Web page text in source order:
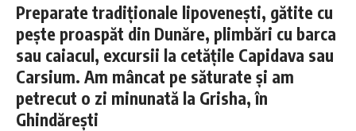
Preparate tradiționale lipovenești, gătite cu
pește proaspăt din Dunăre, plimbări cu barca
sau caiacul, excursii la cetățile Capidava sau
Carsium. Am mâncat pe săturate și am
petrecut o zi minunată la Grisha, în
Ghindărești